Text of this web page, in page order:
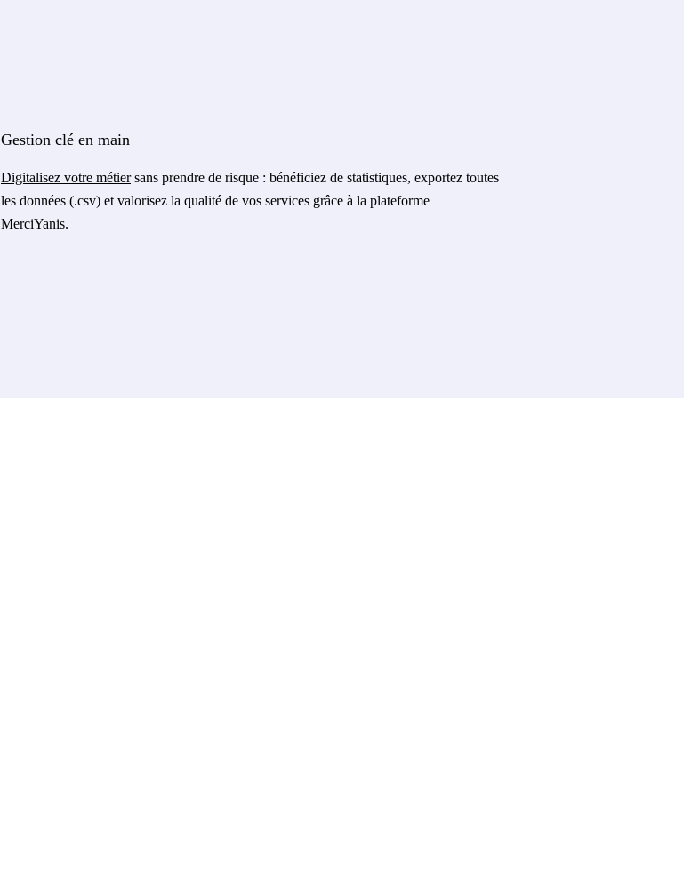
Gestion clé en main
Digitalisez votre métiersans prendre de risque : bénéficiez de statistiques, exportez toutes
les données (.csv) et valorisez la qualité de vos services grâce à la plateforme
MerciYanis.